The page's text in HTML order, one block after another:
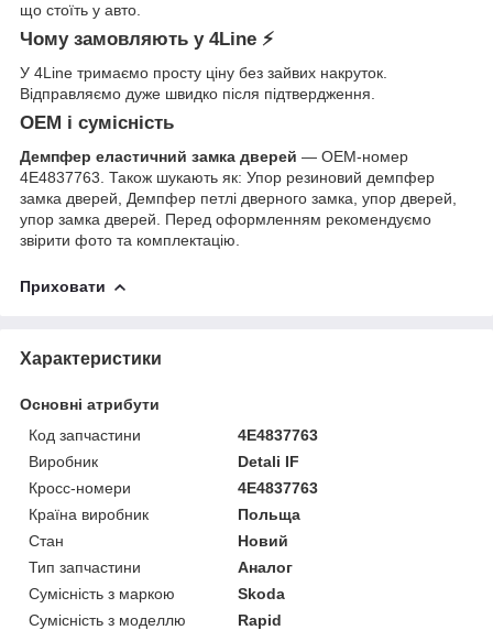
що стоїть у авто.
Чому замовляють у 4Line ⚡
У 4Line тримаємо просту ціну без зайвих накруток.
Відправляємо дуже швидко після підтвердження.
OEM і сумісність
Демпфер еластичний замка дверей — OEM-номер
4E4837763. Також шукають як: Упор резиновий демпфер
замка дверей, Демпфер петлі дверного замка, упор дверей,
упор замка дверей. Перед оформленням рекомендуємо
звірити фото та комплектацію.
Приховати
Характеристики
Основні атрибути
Код запчастини
4E4837763
Виробник
Detali IF
Кросс-номери
4E4837763
Країна виробник
Польща
Стан
Новий
Тип запчастини
Аналог
Сумісність з маркою
Skoda
Сумісність з моделлю
Rapid